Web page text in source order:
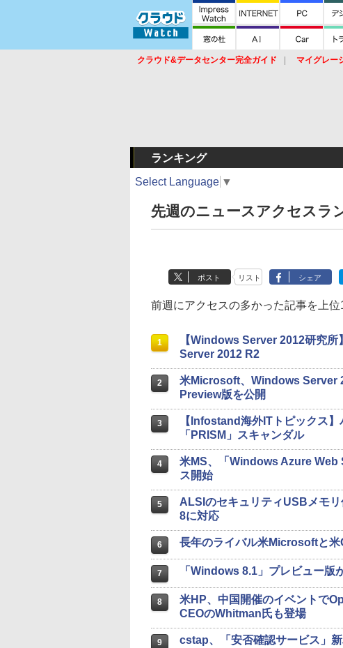
クラウド&データセンター完全ガイド マイグレー
ランキング
Select Language ▼
先週のニュースアクセスラ
ポスト リスト シェア
前週にアクセスの多かった記事を上位
1
【Windows Server 2012研究
Server 2012 R2
2
米Microsoft、Windows Server
Preview版を公開
3
【Infostand海外ITトピックス
「PRISM」スキャンダル
4
米MS、「Windows Azure
ス開始
5
ALSIのセキュリティUSBメモ
8に対応
6 長年のライバル米Microsoftと
7 「Windows 8.1」プレビュー版
8
米HP、中国開催のイベントで
CEOのWhitman氏も登場
9 cstap、「安否確認サービス」